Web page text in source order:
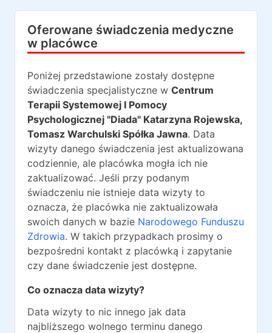
Oferowane świadczenia medyczne
w placówce
Poniżej przedstawione zostały dostępne
świadczenia specjalistyczne w Centrum
Terapii Systemowej I Pomocy
Psychologicznej "Diada" Katarzyna Rojewska,
Tomasz Warchulski Spółka Jawna. Data
wizyty danego świadczenia jest aktualizowana
codziennie, ale placówka mogła ich nie
zaktualizować. Jeśli przy podanym
świadczeniu nie istnieje data wizyty to
oznacza, że placówka nie zaktualizowała
swoich danych w bazie Narodowego Funduszu
Zdrowia. W takich przypadkach prosimy o
bezpośredni kontakt z placówką i zapytanie
czy dane świadczenie jest dostępne.
Co oznacza data wizyty?
Data wizyty to nic innego jak data
najbliższego wolnego terminu danego